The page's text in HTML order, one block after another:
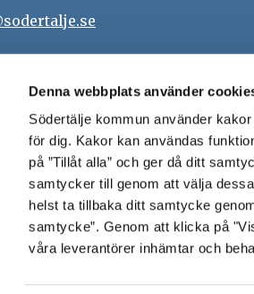
Denna webbplats använder
Södertälje kommun använder
för dig. Kakor kan användas
på ”Tillåt alla” och ger då ditt
samtycker till genom att välja
helst ta tillbaka ditt samtycke
samtycke”. Genom att klicka på
våra leverantörer inhämtar och